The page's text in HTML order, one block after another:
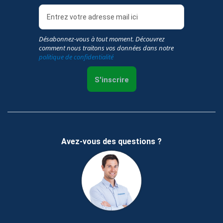
Désabonnez-vous à tout moment. Découvrez
comment nous traitons vos données dans notre
politique de confidentialité
S'inscrire
Avez-vous des questions ?